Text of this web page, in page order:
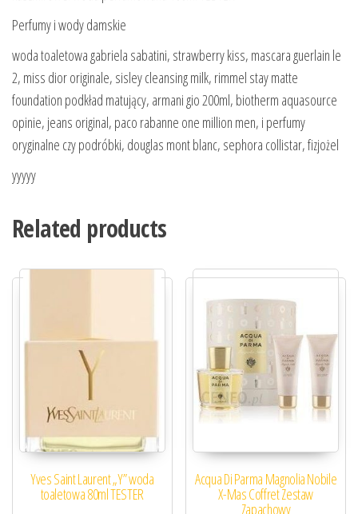
Perfumy i wody damskie
woda toaletowa gabriela sabatini, strawberry kiss, mascara guerlain le
2, miss dior originale, sisley cleansing milk, rimmel stay matte
foundation podkład matujący, armani gio 200ml, biotherm aquasource
opinie, jeans original, paco rabanne one million men, i perfumy
oryginalne czy podróbki, douglas mont blanc, sephora collistar, fizjożel
yyyyy
Related products
Yves Saint Laurent „Y” woda
toaletowa 80ml TESTER
Acqua Di Parma Magnolia Nobile
X-Mas Coffret Zestaw
Zapachowy